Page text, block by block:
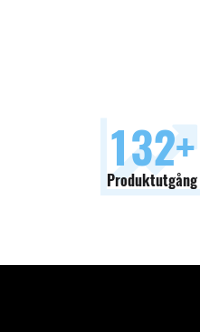
150+
Produktutgång